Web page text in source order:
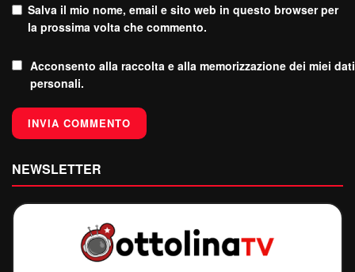
Salva il mio nome, email e sito web in questo browser per
la prossima volta che commento.
Acconsento alla raccolta e alla memorizzazione dei miei dati
personali.
NEWSLETTER